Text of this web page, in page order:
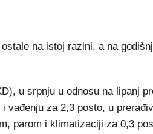
na istoj razini, a na
u srpnju u odnosu na lipanj
vađenju za 2,3 posto, u
parom i klimatizaciji za 0,3